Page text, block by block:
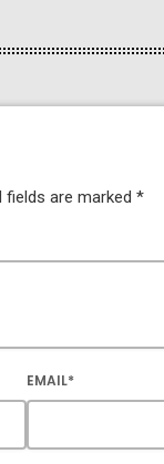
fields are marked *
EMAIL*